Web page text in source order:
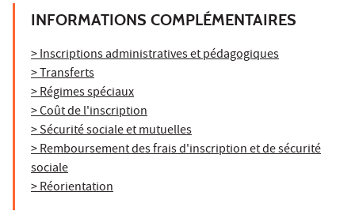
INFORMATIONS COMPLÉMENTAIRES
> Inscriptions administratives et pédagogiques
> Transferts
> Régimes spéciaux
> Coût de l'inscription
> Sécurité sociale et mutuelles
> Remboursement des frais d'inscription et de sécurité
sociale
> Réorientation